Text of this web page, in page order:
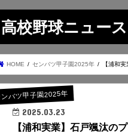
高校野球ニュー
HOME センバツ甲子園2025年 【浦和
バツ甲子園2025年
2025.03.23
【浦和実業】石戸颯汰の